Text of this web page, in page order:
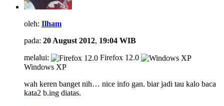
oleh: Ilham
pada: 20 August 2012, 19:04 WIB
melalui:
Firefox 12.0
Windows XP
wah keren banget nih… nice info gan. biar jadi tau kalo baca
kata2 b.ing diatas.